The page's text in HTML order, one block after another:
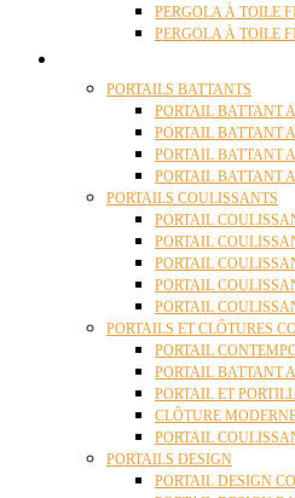
PERGOLA À TOILE
PERGOLA À TOILE
PORTAILS BATTANTS
PORTAIL BATTANT
PORTAIL BATTANT
PORTAIL BATTANT
PORTAIL BATTANT
PORTAILS COULISSANTS
PORTAIL
PORTAIL
PORTAIL
PORTAIL
PORTAIL
PORTAILS ET CLÔTURES
PORTAIL
PORTAIL BATTANT
PORTAIL ET
CLÔTURE
PORTAIL
PORTAILS DESIGN
PORTAIL DESIGN